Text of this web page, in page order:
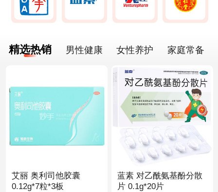
精选热销 男性健康 女性养护 家庭常备
艾丽 奥利司他胶囊
0.12g*7粒*3板
蓝素 对乙酰氨基酚分散
片 0.1g*20片